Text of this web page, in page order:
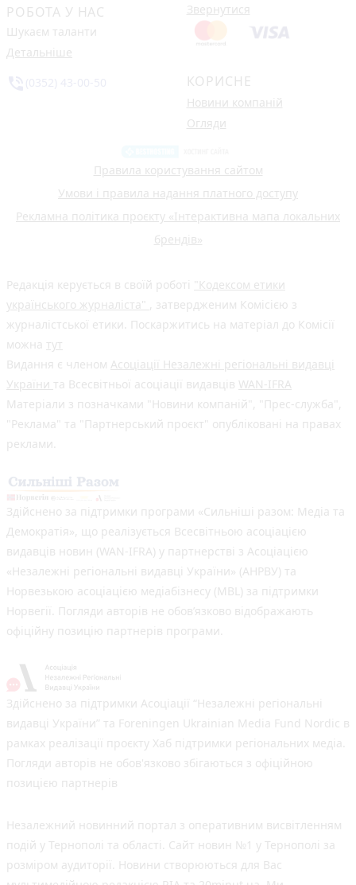
РОБОТА У НАС
Шукаєм таланти
Детальніше
Звернутися
КОРИСНЕ
Новини компаній
Огляди
Правила користування сайтом
Умови і правила надання платного доступу
Рекламна політика проєкту «Інтерактивна мапа локальних
брендів»
Редакція керується в своїй роботі "Кодексом етики
українського журналіста"
, затвердженим Комісією з
журналістської етики. Поскаржитись на матеріал до Комісії
можна тут
Видання є членом Асоціації Незалежні регіональні видавці
України та Всесвітньої асоціації видавців WAN-IFRA
Матеріали з позначками "Новини компаній", "Прес-служба",
"Реклама" та "Партнерський проєкт" опубліковані на правах
реклами.
Здійснено за підтримки програми «Сильніші разом: Медіа та
Демократія», що реалізується Всесвітньою асоціацією
видавців новин (WAN-IFRA) у партнерстві з Асоціацією
«Незалежні регіональні видавці України» (АНРВУ) та
Норвезькою асоціацією медіабізнесу (MBL) за підтримки
Норвегії. Погляди авторів не обов’язково відображають
офіційну позицію партнерів програми.
Здійснено за підтримки Асоціації “Незалежні регіональні
видавці України” та Foreningen Ukrainian Media Fund Nordic в
рамках реалізації проєкту Хаб підтримки регіональних медіа.
Погляди авторів не обов'язково збігаються з офіційною
позицією партнерів
Незалежний новинний портал з оперативним висвітленням
подій у Тернополі та області. Сайт новин №1 у Тернополі за
розміром аудиторії. Новини створюються для Вас